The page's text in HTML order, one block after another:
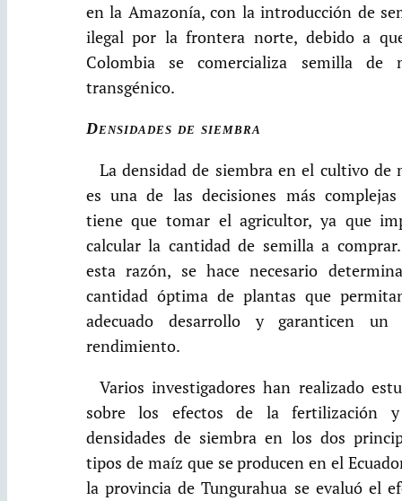
en la Amazonía, con la introducción de
ilegal por la frontera norte, debido a
Colombia se comercializa semilla de
transgénico.
Densidades de siembra
La densidad de siembra en el cultivo de
es una de las decisiones más
tiene que tomar el agricultor, ya que
calcular la cantidad de semilla a
esta razón, se hace necesario
cantidad óptima de plantas que
adecuado desarrollo y garanticen un
rendimiento.
Varios investigadores han realizado
sobre los efectos de la fertilización
densidades de siembra en los dos
tipos de maíz que se producen en el
la provincia de Tungurahua se evaluó el